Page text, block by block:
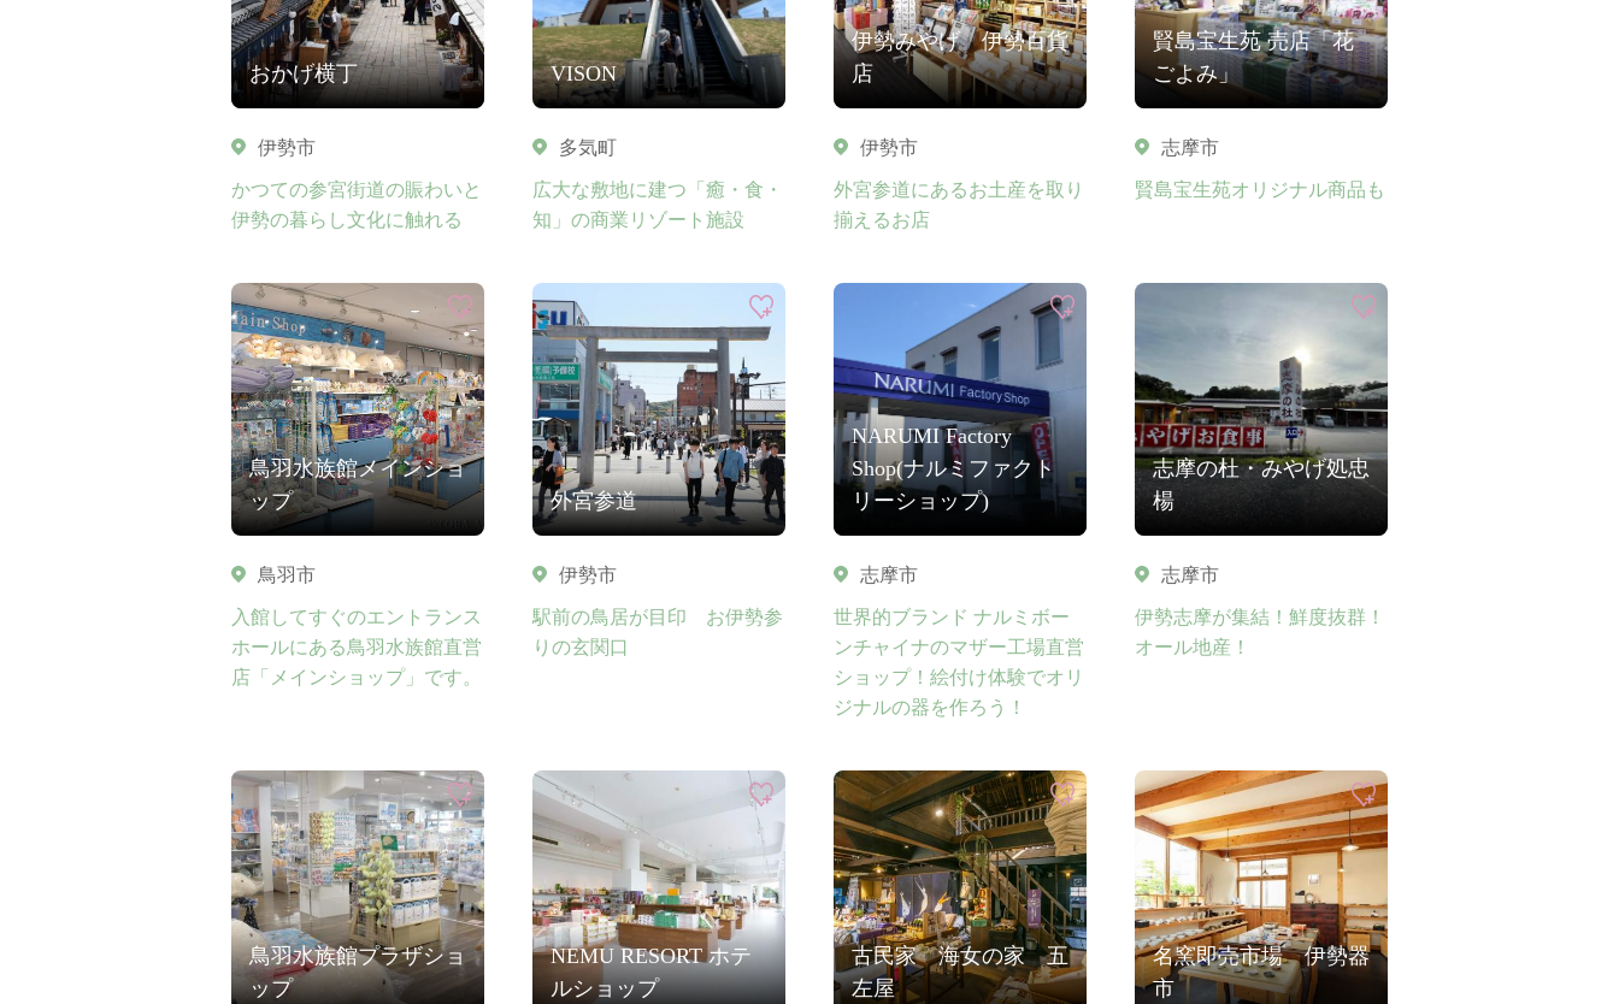
おかげ横丁
伊勢市
かつての参宮街道の賑わいと
伊勢の暮らし文化に触れる
VISON
多気町
広大な敷地に建つ「癒・食・
知」の商業リゾート施設
伊勢みやげ 伊勢百貨
店
伊勢市
外宮参道にあるお土産を取り
揃えるお店
賢島宝生苑 売店「花
ごよみ」
志摩市
賢島宝生苑オリジナル商品も
鳥羽水族館メインショ
ップ
鳥羽市
入館してすぐのエントランス
ホールにある鳥羽水族館直営
店「メインショップ」です。
外宮参道
伊勢市
駅前の鳥居が目印 お伊勢参
りの玄関口
NARUMI Factory
Shop(ナルミファクト
リーショップ)
志摩市
世界的ブランド ナルミボー
ンチャイナのマザー工場直営
ショップ！絵付け体験でオリ
ジナルの器を作ろう！
志摩の杜・みやげ処忠
楊
志摩市
伊勢志摩が集結！鮮度抜群！
オール地産！
鳥羽水族館プラザショ
ップ
NEMU RESORT ホテ
ルショップ
古民家 海女の家 五
左屋
名窯即売市場 伊勢器
市